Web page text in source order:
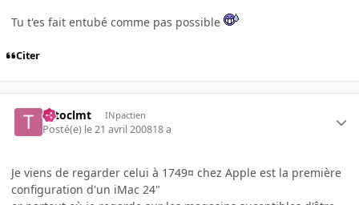
Tu t'es fait entubé comme pas possible
Citer
totoclmt INpactien
Posté(e) le 21 avril 200818 a
Je viens de regarder celui à 1749¤ chez Apple est la première
configuration d'un iMac 24"